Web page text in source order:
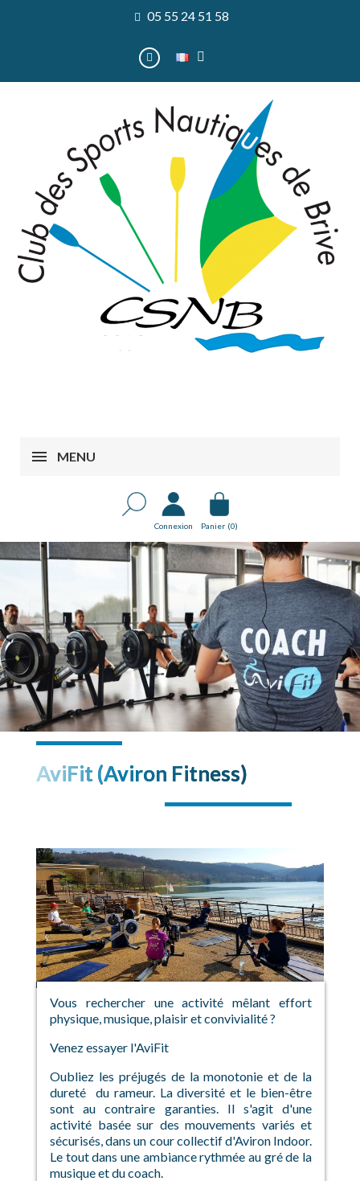
05 55 24 51 58
MENU
Connexion Panier (0)
AviFit (Aviron Fitness)
Vous rechercher une activité mêlant effort
physique, musique, plaisir et convivialité ?
Venez essayer l'AviFit
Oubliez les préjugés de la monotonie et de la
dureté du rameur. La diversité et le bien-être
sont au contraire garanties. Il s'agit d'une
activité basée sur des mouvements variés et
sécurisés, dans un cour collectif d'Aviron Indoor.
Le tout dans une ambiance rythmée au gré de la
musique et du coach.